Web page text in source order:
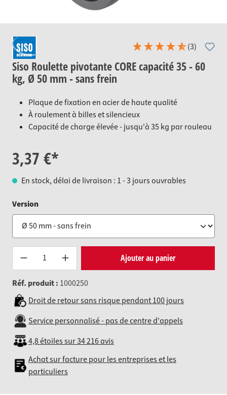
Siso Roulette pivotante CORE capacité 35 - 60
kg, Ø 50 mm - sans frein
(3)
Plaque de fixation en acier de haute qualité
À roulement à billes et silencieux
Capacité de charge élevée - jusqu'à 35 kg par rouleau
3,37 €*
En stock, délai de livraison : 1 - 3 jours ouvrables
Versionauswählen
Produkt Anzahl: Gib den
Ajouter au panier
Réf. produit : 1000250
Droit de retour sans risque pendant 100 jours
Service personnalisé - pas de centre d'appels
4,8 étoiles sur 34 216 avis
Achat sur facture pour les entreprises et les
particuliers